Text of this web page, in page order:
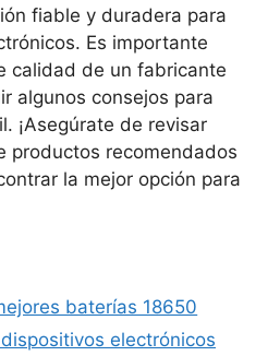
fiable y duradera para
Es importante
calidad de un fabricante
algunos consejos para
¡Asegúrate de revisar
productos recomendados
la mejor opción para
baterías 18650
electrónicos